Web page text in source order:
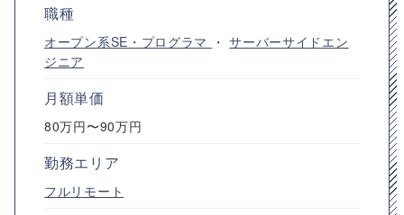
職種
オープン系SE・プログラマ ・サーバーサイドエン
ジニア
月額単価
80万円〜90万円
勤務エリア
フルリモート